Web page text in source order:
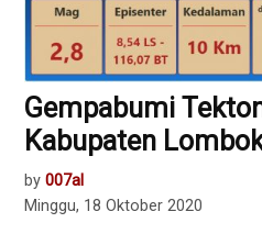
Gempabumi
Kabupaten
by 007al
Minggu, 18 Oktober 2020